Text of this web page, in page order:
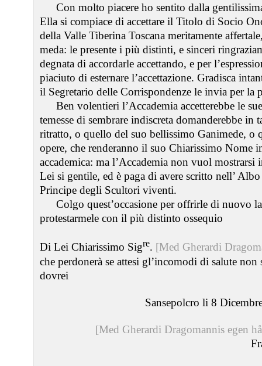
Con molto piacere ho sentito dalla
Ella si compiace di accettare il Titolo di Socio
della Valle Tiberina Toscana meritamente
meda: le presente i più distinti, e sinceri
degnata di accordarle accettando, e per
piaciuto di esternare l’accettazione. Gradisca
il Segretario delle Corrispondenze le invia per la
Ben volentieri l’Accademia accetterebbe le
temesse di sembrare indiscreta domanderebbe in
ritratto, o quello del suo bellissimo Ganimede, o
opere, che renderanno il suo Chiarissimo Nome
accademica: ma l’Accademia non vuol mostrarsi
Lei si gentile, ed è paga di avere scritto nell’
Principe degli Scultori viventi.
Colgo quest’occasione per offrirle di nuovo
protestarmele con il più distinto ossequio
Di Lei Chiarissimo Sigre. [Med Gherardi
che perdonerà se attesi gl’incomodi di salute
dovrei
Sansepolcro li 8
[Med Gherardi Dragomannis egen